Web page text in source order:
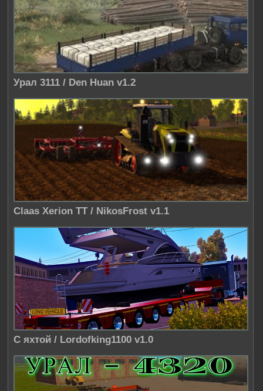
Урал 3111 / Den Huan v1.2
Claas Xerion TT / NikosFrost v1.1
С яхтой / Lordofking1100 v1.0